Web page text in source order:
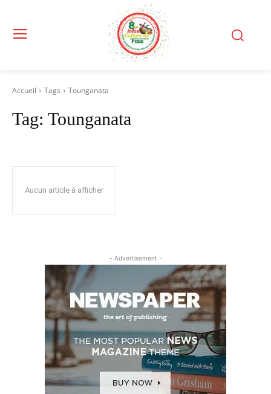
Accueil Tags Tounganata
Tag: Tounganata
Aucun article à afficher
- Advertisement -